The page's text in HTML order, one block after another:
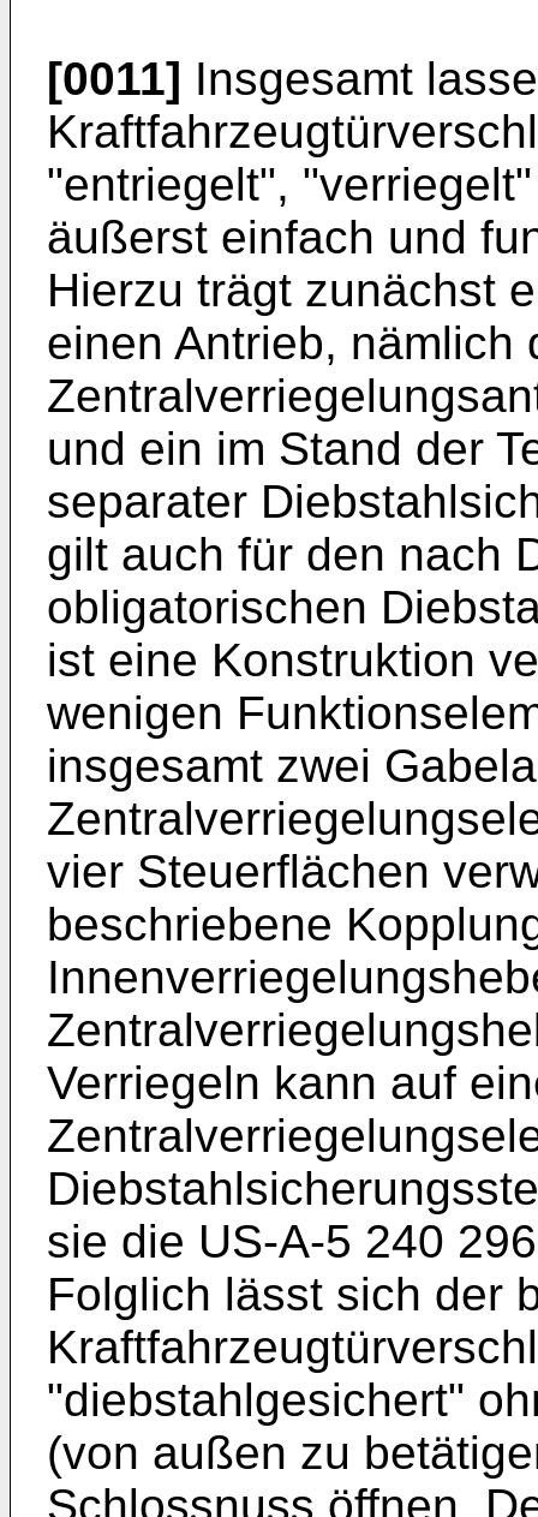
[0011] Insgesamt
"entriegelt",
äußerst einfach und
Hierzu trägt zunächst
einen Antrieb, nämlich
und ein im Stand der
separater
gilt auch für den nach
obligatorischen
ist eine Konstruktion
wenigen
insgesamt zwei
vier Steuerflächen
beschriebene
Verriegeln kann auf
sie die US-A-5 240
Folglich lässt sich der
"diebstahlgesichert"
(von außen zu
Schlossnuss öffnen.